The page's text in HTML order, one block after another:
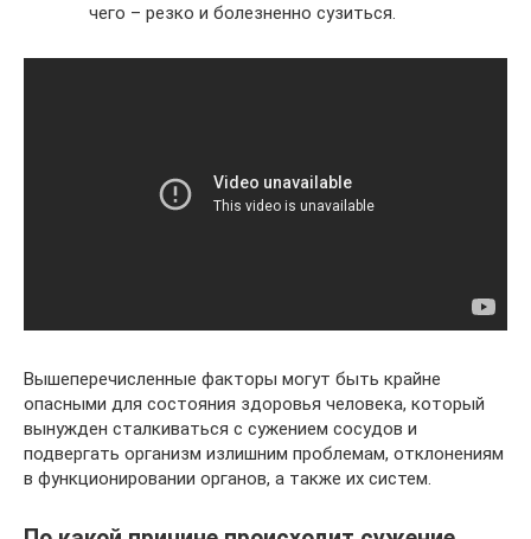
чего – резко и болезненно сузиться.
Вышеперечисленные факторы могут быть крайне
опасными для состояния здоровья человека, который
вынужден сталкиваться с сужением сосудов и
подвергать организм излишним проблемам, отклонениям
в функционировании органов, а также их систем.